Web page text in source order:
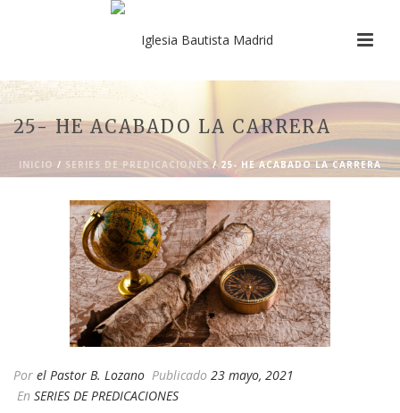
25- HE ACABADO LA CARRERA
INICIO / SERIES DE PREDICACIONES / 25- HE ACABADO LA CARRERA
Por el Pastor B. Lozano Publicado 23 mayo, 2021
En SERIES DE PREDICACIONES